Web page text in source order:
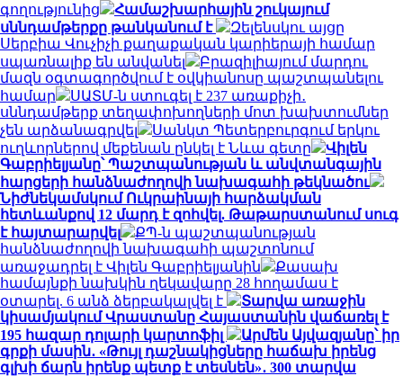
գողությունից
Համաշխարհային շուկայում
սննդամթերքը թանկանում է
Զելենսկու այցը
Սերբիա Վուչիչի քաղաքական կարիերայի համար
սպառնալիք են անվանել
Բրազիլիայում մարդու
մազն օգտագործվում է օվկիանոսը պաշտպանելու
համար
ՍԱՏՄ-ն ստուգել է 237 առաքիչի․
սննդամթերք տեղափոխողների մոտ խախտումներ
չեն արձանագրվել
Սանկտ Պետերբուրգում երկու
ուղևորներով մեքենան ընկել է Նևա գետը
Վիլեն
Գաբրիելյանը՝ Պաշտպանության և անվտանգային
հարցերի հանձնաժողովի նախագահի թեկնածու
Նիժնեկամսկում Ուկրաինայի հարձակման
հետևանքով 12 մարդ է զոհվել. Թաթարստանում սուգ
է հայտարարվել
ՔՊ-ն պաշտպանության
հանձնաժողովի նախագահի պաշտոնում
առաջադրել է Վիլեն Գաբրիելյանին
Քասախ
համայնքի նախկին ղեկավարը 28 հողամաս է
օտարել. 6 անձ ձերբակալվել է
Տարվա առաջին
կիսամյակում Վրաստանը Հայաստանին վաճառել է
195 հազար դոլարի կարտոֆիլ
Արմեն Այվազյանը՝ իր
գրքի մասին․ «Թույլ դաշնակիցները հաճախ իրենց
գլխի ճարն իրենք պետք է տեսնեն»․ 300 տարվա